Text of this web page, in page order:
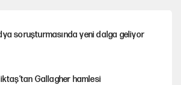
soruşturmasında yeni dalga geliyor
Gallagher hamlesi